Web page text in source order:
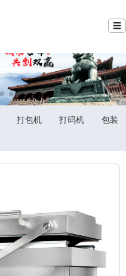
☰
打包机 打码机
包装